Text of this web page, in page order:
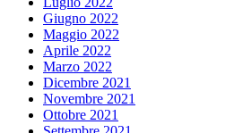
Giugno 2022
Maggio 2022
Aprile 2022
Marzo 2022
Dicembre 2021
Novembre 2021
Ottobre 2021